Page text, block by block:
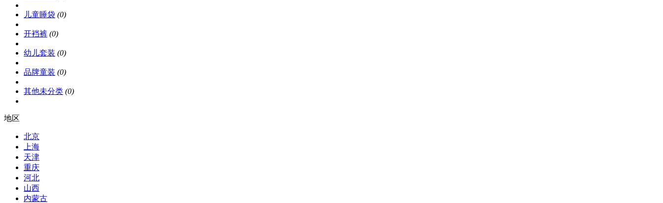
儿童睡袋 (0)
开裆裤 (0)
幼儿套装 (0)
品牌童装 (0)
其他未分类 (0)
地区
北京
上海
天津
重庆
河北
山西
内蒙古